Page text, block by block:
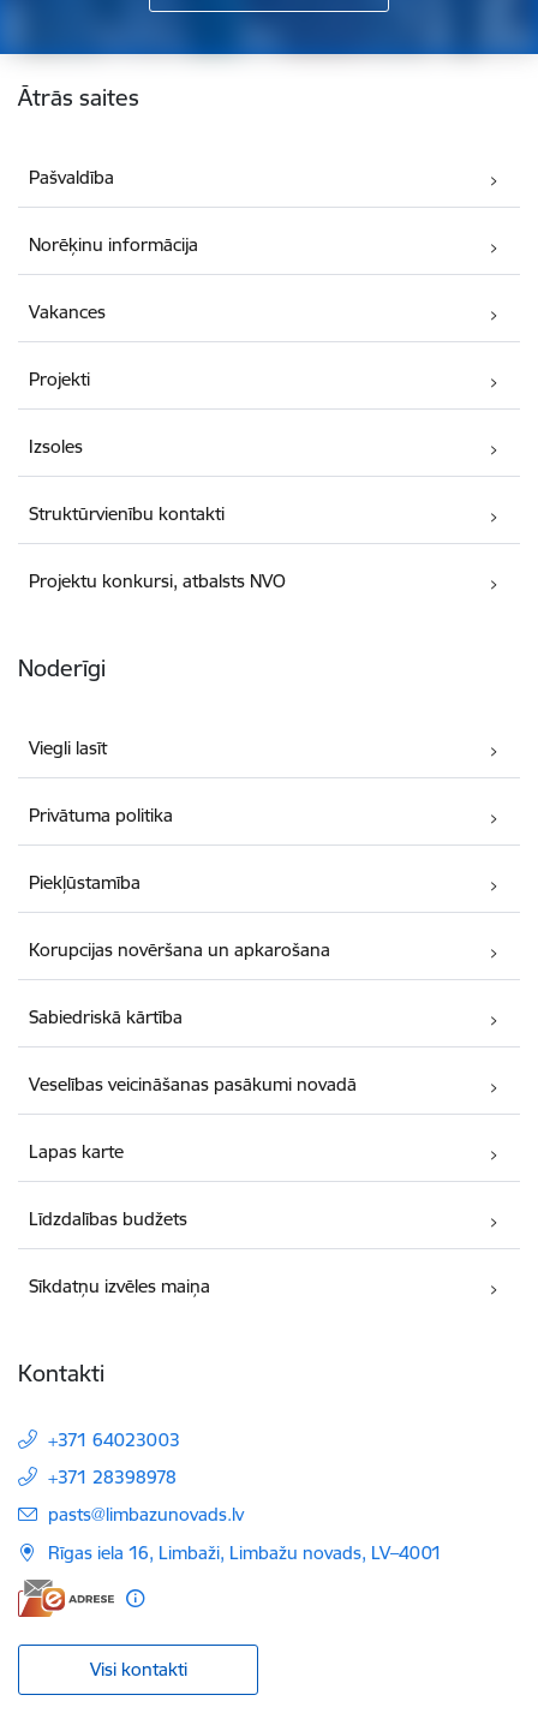
Kājene
Ātrās saites
Pašvaldība
Norēķinu informācija
Vakances
Projekti
Izsoles
Struktūrvienību kontakti
Projektu konkursi, atbalsts NVO
Noderīgi
Viegli lasīt
Privātuma politika
Piekļūstamība
Korupcijas novēršana un apkarošana
Sabiedriskā kārtība
Veselības veicināšanas pasākumi novadā
Lapas karte
Līdzdalības budžets
Sīkdatņu izvēles maiņa
Kontakti
+371 64023003
+371 28398978
E-pasts:
pasts@limbazunovads.lv
Rīgas iela 16, Limbaži, Limbažu novads, LV–4001
Visi kontakti